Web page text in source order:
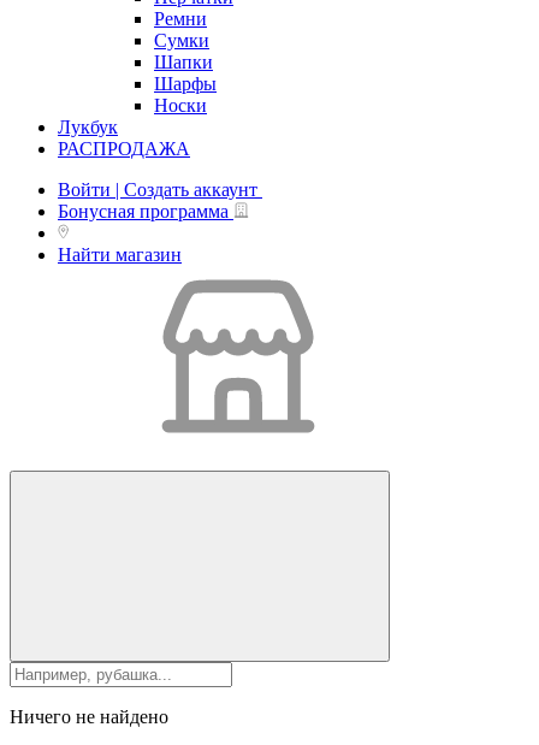
Ремни
Сумки
Шапки
Шарфы
Носки
Лукбук
РАСПРОДАЖА
Войти | Создать аккаунт
Бонусная программа
Найти магазин
Ничего не найдено